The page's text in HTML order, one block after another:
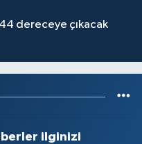
44 dereceye çıkacak
ilginizi